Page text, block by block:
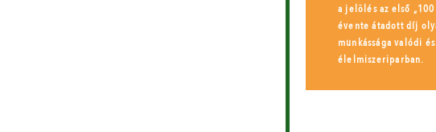
a jelölés az első
évente átadott díj
munkássága valódi
élelmiszeriparban.